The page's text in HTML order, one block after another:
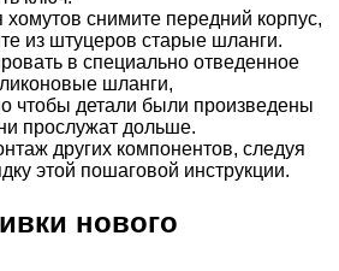
снимите передний корпус,
из штуцеров старые шланги.
в специально отведенное
шланги,
чтобы детали были произведены
прослужат дольше.
других компонентов, следуя
этой пошаговой инструкции.
нового